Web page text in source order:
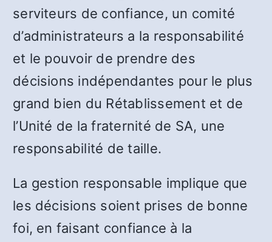
serviteurs de confiance, un comité
d’administrateurs a la responsabilité
et le pouvoir de prendre des
décisions indépendantes pour le plus
grand bien du Rétablissement et de
l’Unité de la fraternité de SA, une
responsabilité de taille.
La gestion responsable implique que
les décisions soient prises de bonne
foi, en faisant confiance à la